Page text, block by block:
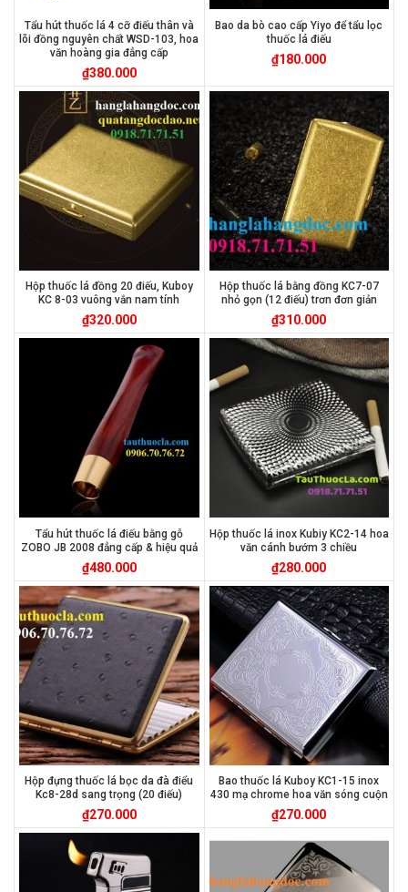
Tẩu hút thuốc lá 4 cỡ điếu thân và
lõi đồng nguyên chất WSD-103, hoa
văn hoàng gia đẳng cấp
₫380.000
Bao da bò cao cấp Yiyo để tẩu lọc
thuốc lá điếu
₫180.000
Hộp thuốc lá đồng 20 điếu, Kuboy
KC 8-03 vuông vắn nam tính
₫320.000
Hộp thuốc lá bằng đồng KC7-07
nhỏ gọn (12 điếu) trơn đơn giản
₫310.000
Tẩu hút thuốc lá điếu bằng gỗ
ZOBO JB 2008 đẳng cấp & hiệu quả
₫480.000
Hộp thuốc lá inox Kubiy KC2-14 hoa
văn cánh bướm 3 chiều
₫280.000
Hộp đựng thuốc lá bọc da đà điểu
Kc8-28d sang trọng (20 điếu)
₫270.000
Bao thuốc lá Kuboy KC1-15 inox
430 mạ chrome hoa văn sóng cuộn
₫270.000